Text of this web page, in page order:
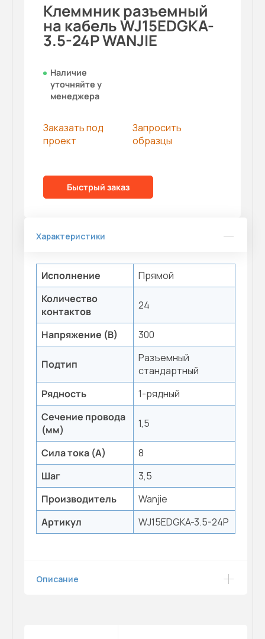
Клеммник разъемный
на кабель WJ15EDGKA-
3.5-24P WANJIE
Наличие
уточняйте у
менеджера
Заказать под
проект
Запросить
образцы
Быстрый заказ
Характеристики
Исполнение
Прямой
Количество
контактов
24
Напряжение (В) 300
Подтип
Разъемный
стандартный
Рядность
1-рядный
Сечение провода
(мм)
1,5
Сила тока (А)
8
Шаг
3,5
Производитель
Wanjie
Артикул
WJ15EDGKA-3.5-24P
Описание